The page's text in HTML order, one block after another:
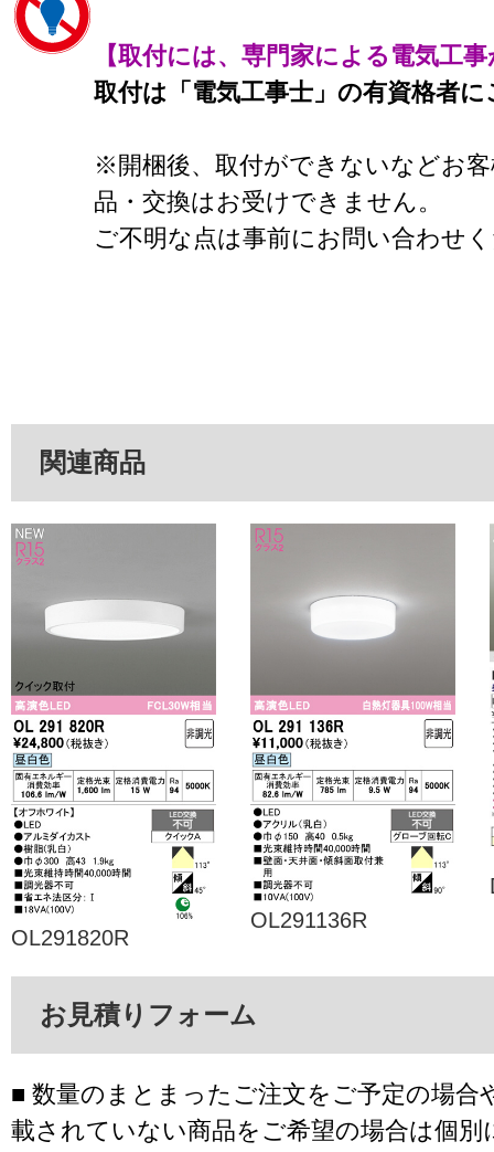
【取付には、専門家による電気工
取付は「電気工事士」の有資格者
※開梱後、取付ができないなどお
品・交換はお受けできません。
ご不明な点は事前にお問い合わせ
関連商品
OL291820R
OL291136R
お見積りフォーム
■ 数量のまとまったご注文をご予定の場合
載されていない商品をご希望の場合は個別